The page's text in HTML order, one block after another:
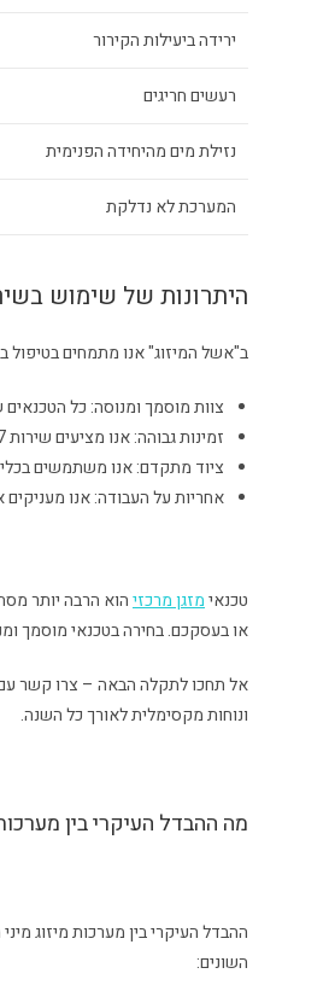
ירידה ביעילות הקירור
רעשים חריגים
נזילת מים מהיחידה הפנימית
המערכת לא נדלקת
היתרונות של שימוש
ב"אשל המיזוג" אנו מתמחים בטיפול
צוות מוסמך ומנוסה: כל הטכנאים
זמינות גבוהה: אנו מציעים שירות 24/7 לטיפול בתקלות דחופות.
ציוד מתקדם: אנו משתמשים
אחריות על העבודה: אנו
טכנאימזגן מרכזיהוא הרבה יותר
או בעסקכם. בחירה בטכנאי מוסמך
אל תחכו לתקלה הבאה – צרו קשר
ונוחות מקסימלית לאורך כל השנה.
מה ההבדל העיקרי בין
ההבדל העיקרי בין מערכות מיזוג
השונים: